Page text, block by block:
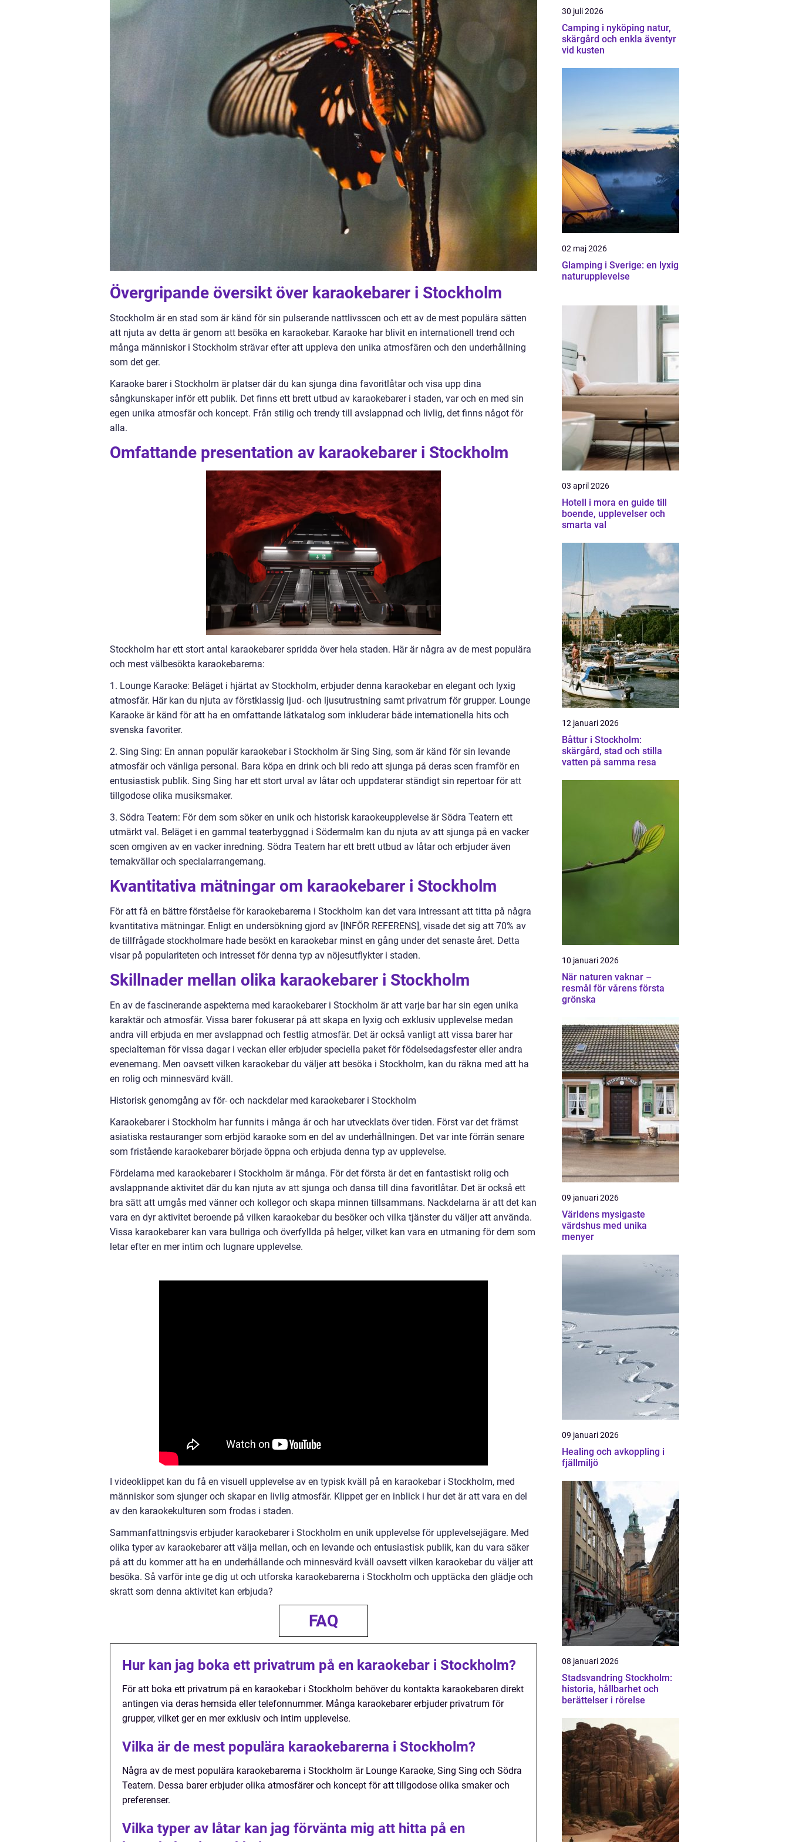
Övergripande översikt över karaokebarer i Stockholm
Stockholm är en stad som är känd för sin pulserande nattlivsscen och ett av de mest populära sätten
att njuta av detta är genom att besöka en karaokebar. Karaoke har blivit en internationell trend och
många människor i Stockholm strävar efter att uppleva den unika atmosfären och den underhållning
som det ger.
Karaoke barer i Stockholm är platser där du kan sjunga dina favoritlåtar och visa upp dina
sångkunskaper inför ett publik. Det finns ett brett utbud av karaokebarer i staden, var och en med sin
egen unika atmosfär och koncept. Från stilig och trendy till avslappnad och livlig, det finns något för
alla.
Omfattande presentation av karaokebarer i Stockholm
Stockholm har ett stort antal karaokebarer spridda över hela staden. Här är några av de mest populära
och mest välbesökta karaokebarerna:
1. Lounge Karaoke: Beläget i hjärtat av Stockholm, erbjuder denna karaokebar en elegant och lyxig
atmosfär. Här kan du njuta av förstklassig ljud- och ljusutrustning samt privatrum för grupper. Lounge
Karaoke är känd för att ha en omfattande låtkatalog som inkluderar både internationella hits och
svenska favoriter.
2. Sing Sing: En annan populär karaokebar i Stockholm är Sing Sing, som är känd för sin levande
atmosfär och vänliga personal. Bara köpa en drink och bli redo att sjunga på deras scen framför en
entusiastisk publik. Sing Sing har ett stort urval av låtar och uppdaterar ständigt sin repertoar för att
tillgodose olika musiksmaker.
3. Södra Teatern: För dem som söker en unik och historisk karaokeupplevelse är Södra Teatern ett
utmärkt val. Beläget i en gammal teaterbyggnad i Södermalm kan du njuta av att sjunga på en vacker
scen omgiven av en vacker inredning. Södra Teatern har ett brett utbud av låtar och erbjuder även
temakvällar och specialarrangemang.
Kvantitativa mätningar om karaokebarer i Stockholm
För att få en bättre förståelse för karaokebarerna i Stockholm kan det vara intressant att titta på några
kvantitativa mätningar. Enligt en undersökning gjord av [INFÖR REFERENS], visade det sig att 70% av
de tillfrågade stockholmare hade besökt en karaokebar minst en gång under det senaste året. Detta
visar på populariteten och intresset för denna typ av nöjesutflykter i staden.
Skillnader mellan olika karaokebarer i Stockholm
En av de fascinerande aspekterna med karaokebarer i Stockholm är att varje bar har sin egen unika
karaktär och atmosfär. Vissa barer fokuserar på att skapa en lyxig och exklusiv upplevelse medan
andra vill erbjuda en mer avslappnad och festlig atmosfär. Det är också vanligt att vissa barer har
specialteman för vissa dagar i veckan eller erbjuder speciella paket för födelsedagsfester eller andra
evenemang. Men oavsett vilken karaokebar du väljer att besöka i Stockholm, kan du räkna med att ha
en rolig och minnesvärd kväll.
Historisk genomgång av för- och nackdelar med karaokebarer i Stockholm
Karaokebarer i Stockholm har funnits i många år och har utvecklats över tiden. Först var det främst
asiatiska restauranger som erbjöd karaoke som en del av underhållningen. Det var inte förrän senare
som fristående karaokebarer började öppna och erbjuda denna typ av upplevelse.
Fördelarna med karaokebarer i Stockholm är många. För det första är det en fantastiskt rolig och
avslappnande aktivitet där du kan njuta av att sjunga och dansa till dina favoritlåtar. Det är också ett
bra sätt att umgås med vänner och kollegor och skapa minnen tillsammans. Nackdelarna är att det kan
vara en dyr aktivitet beroende på vilken karaokebar du besöker och vilka tjänster du väljer att använda.
Vissa karaokebarer kan vara bullriga och överfyllda på helger, vilket kan vara en utmaning för dem som
letar efter en mer intim och lugnare upplevelse.
I videoklippet kan du få en visuell upplevelse av en typisk kväll på en karaokebar i Stockholm, med
människor som sjunger och skapar en livlig atmosfär. Klippet ger en inblick i hur det är att vara en del
av den karaokekulturen som frodas i staden.
Sammanfattningsvis erbjuder karaokebarer i Stockholm en unik upplevelse för upplevelsejägare. Med
olika typer av karaokebarer att välja mellan, och en levande och entusiastisk publik, kan du vara säker
på att du kommer att ha en underhållande och minnesvärd kväll oavsett vilken karaokebar du väljer att
besöka. Så varför inte ge dig ut och utforska karaokebarerna i Stockholm och upptäcka den glädje och
skratt som denna aktivitet kan erbjuda?
FAQ
Hur kan jag boka ett privatrum på en karaokebar i Stockholm?
För att boka ett privatrum på en karaokebar i Stockholm behöver du kontakta karaokebaren direkt
antingen via deras hemsida eller telefonnummer. Många karaokebarer erbjuder privatrum för
grupper, vilket ger en mer exklusiv och intim upplevelse.
Vilka är de mest populära karaokebarerna i Stockholm?
Några av de mest populära karaokebarerna i Stockholm är Lounge Karaoke, Sing Sing och Södra
Teatern. Dessa barer erbjuder olika atmosfärer och koncept för att tillgodose olika smaker och
preferenser.
Vilka typer av låtar kan jag förvänta mig att hitta på en
30 juli 2026
Camping i nyköping natur,
skärgård och enkla äventyr
vid kusten
02 maj 2026
Glamping i Sverige: en lyxig
naturupplevelse
03 april 2026
Hotell i mora en guide till
boende, upplevelser och
smarta val
12 januari 2026
Båttur i Stockholm:
skärgård, stad och stilla
vatten på samma resa
10 januari 2026
När naturen vaknar –
resmål för vårens första
grönska
09 januari 2026
Världens mysigaste
värdshus med unika
menyer
09 januari 2026
Healing och avkoppling i
fjällmiljö
08 januari 2026
Stadsvandring Stockholm:
historia, hållbarhet och
berättelser i rörelse